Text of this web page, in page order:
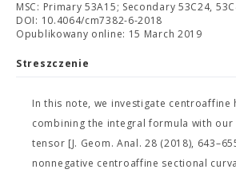
MSC: Primary 53A15; Secondary 53C24,
DOI: 10.4064/cm7382-6-2018
Opublikowany online: 15 March 2019
Streszczenie
In this note, we investigate
combining the integral formula with
tensor [J. Geom. Anal. 28 (2018),
nonnegative centroaffine sectional